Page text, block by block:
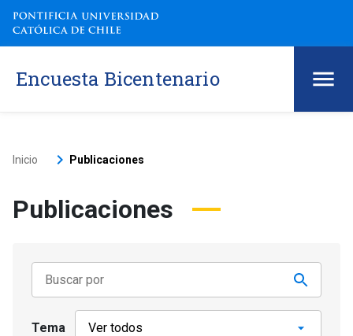
Encuesta Bicentenario
Inicio keyboard_arrow_right Publicaciones
Publicaciones
Tema